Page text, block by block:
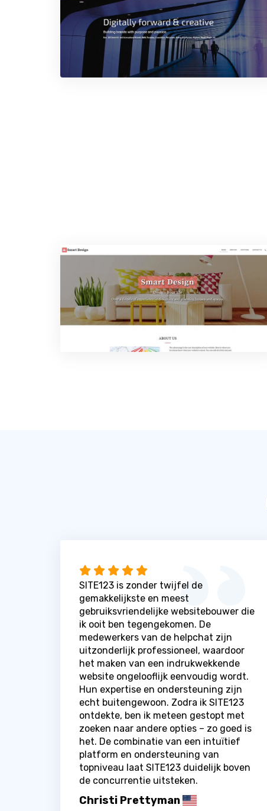
SITE123 is zonder twijfel de
gemakkelijkste en meest
gebruiksvriendelijke websitebouwer die
ik ooit ben tegengekomen. De
medewerkers van de helpchat zijn
uitzonderlijk professioneel, waardoor
het maken van een indrukwekkende
website ongelooflijk eenvoudig wordt.
Hun expertise en ondersteuning zijn
echt buitengewoon. Zodra ik SITE123
ontdekte, ben ik meteen gestopt met
zoeken naar andere opties – zo goed is
het. De combinatie van een intuïtief
platform en ondersteuning van
topniveau laat SITE123 duidelijk boven
de concurrentie uitsteken.
Christi Prettyman